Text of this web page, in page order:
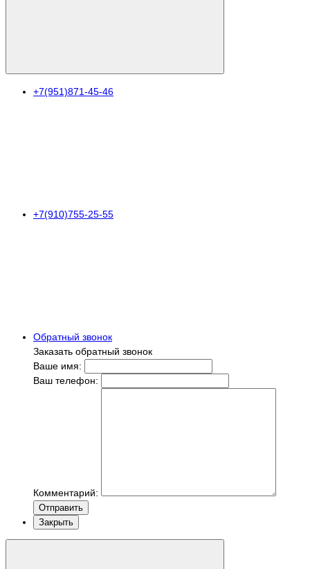
+7(951)871-45-46
+7(910)755-25-55
Обратный звонок
Заказать обратный звонок
Ваше имя:
Ваш телефон:
Комментарий:
Отправить
Закрыть